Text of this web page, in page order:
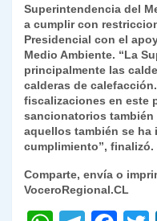
Superintendencia del
a cumplir con
Presidencial con el
Medio Ambiente. “La
principalmente las
calderas de
fiscalizaciones en este
sancionatorios también
aquellos también se ha
cumplimiento”, finalizó.
Comparte, envía o
VoceroRegional.CL